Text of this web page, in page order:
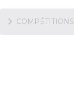
COMPÉTITIONS